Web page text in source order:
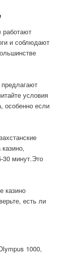
работают
и соблюдают
условия
особенно если
30 минут.Это
казино
есть ли
1000,